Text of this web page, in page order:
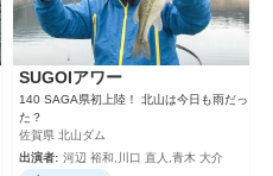
SUGOIアワー
140 SAGA県初上陸！ 北山は今日も雨だっ
た？
佐賀県 北山ダム
出演者: 河辺 裕和,川口 直人,青木 大介